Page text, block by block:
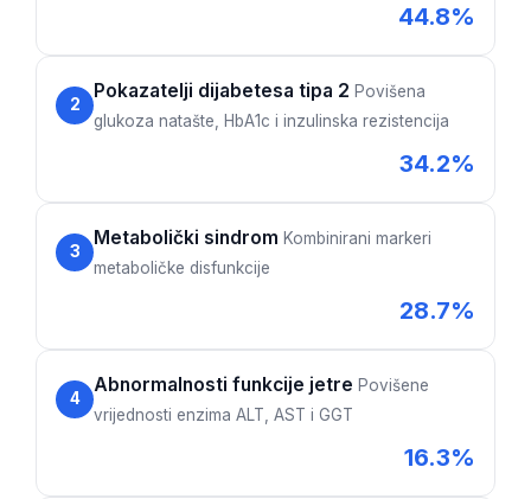
44.8%
2
Pokazatelji dijabetesa tipa 2 Povišena
glukoza natašte, HbA1c i inzulinska rezistencija
34.2%
3
Metabolički sindrom Kombinirani markeri
metaboličke disfunkcije
28.7%
4
Abnormalnosti funkcije jetre Povišene
vrijednosti enzima ALT, AST i GGT
16.3%